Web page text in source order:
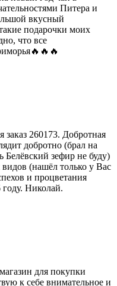
Питера и
вкусный
подарочки моих
что все
заказ 260173. Добротная
добротно (брал на
зефир не буду)
(нашёл только у Вас
и процветания
Николай.
для покупки
к себе внимательное и